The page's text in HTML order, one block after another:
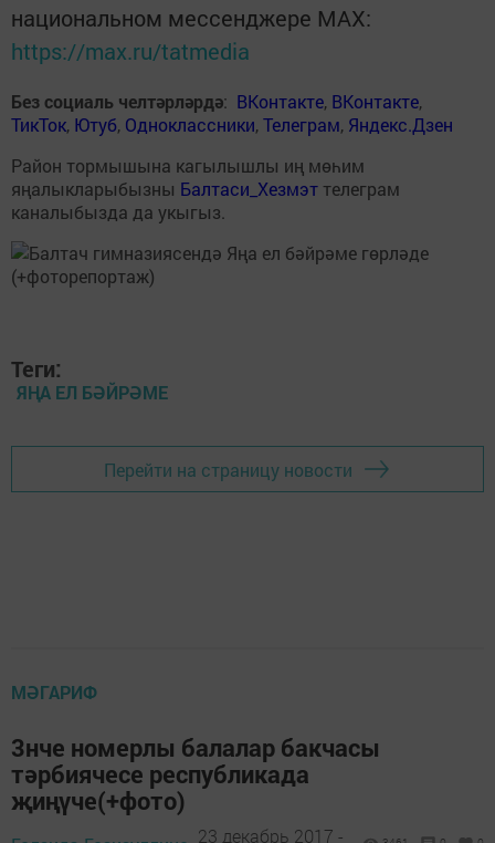
национальном мессенджере MАХ:
https://max.ru/tatmedia
Без социаль челтәрләрдә: ВКонтакте, ВКонтакте,
ТикТок, Ютуб, Одноклассники,Телеграм, Яндекс.Дзен
Район тормышына кагылышлы иң мөһим
яңалыкларыбызны Балтаси_Хезмэт телеграм
каналыбызда да укыгыз.
Теги:
ЯҢА ЕЛ БӘЙРӘМЕ
Перейти на страницу новости
МӘГАРИФ
3нче номерлы балалар бакчасы
тәрбиячесе республикада
җиңүче(+фото)
23 декабрь 2017 -